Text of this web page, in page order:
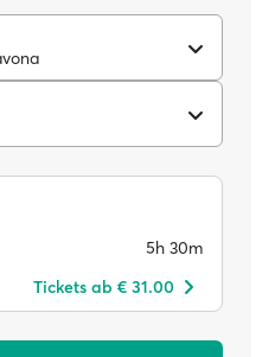
5h 30m
Tickets ab € 31.00